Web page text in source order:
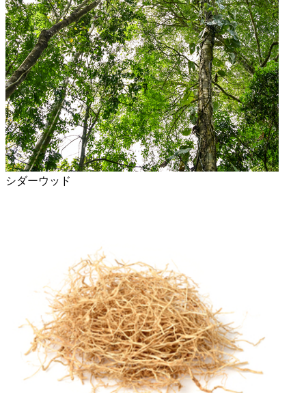
シダーウッド